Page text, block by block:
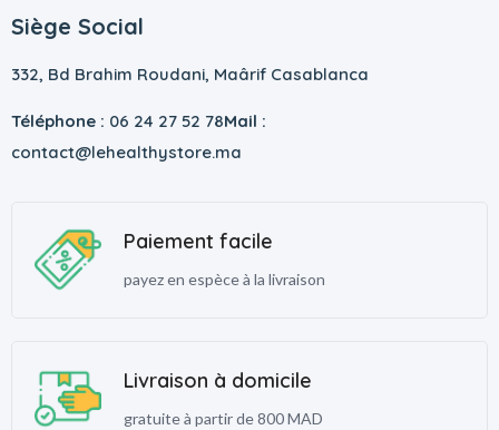
Siège Social
332, Bd Brahim Roudani, Maârif Casablanca
Téléphone : 06 24 27 52 78Mail :
contact@lehealthystore.ma
Paiement facile
payez en espèce à la livraison
Livraison à domicile
gratuite à partir de 800 MAD